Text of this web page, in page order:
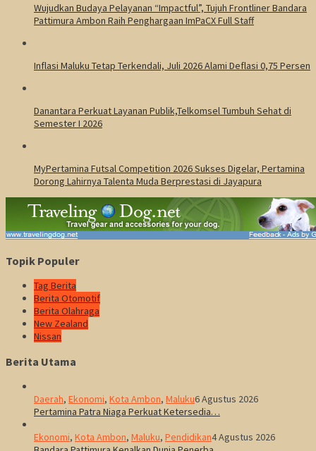
Wujudkan Budaya Pelayanan “Impactful”, Tujuh Frontliner Bandara
Pattimura Ambon Raih Penghargaan ImPaCX Full Staff
Inflasi Maluku Tetap Terkendali, Juli 2026 Alami Deflasi 0,75 Persen
Danantara Perkuat Layanan Publik,Telkomsel Tumbuh Sehat di
Semester I 2026
MyPertamina Futsal Competition 2026 Sukses Digelar, Pertamina
Dorong Lahirnya Talenta Muda Berprestasi di Jayapura
Topik Populer
Tag Berita
Berita Otomotif
Berita Olahraga
New Zealand
Nissan
Berita Utama
Daerah, Ekonomi, Kota Ambon, Maluku6 Agustus 2026
Pertamina Patra Niaga Perkuat Ketersedia…
Ekonomi, Kota Ambon, Maluku, Pendidikan4 Agustus 2026